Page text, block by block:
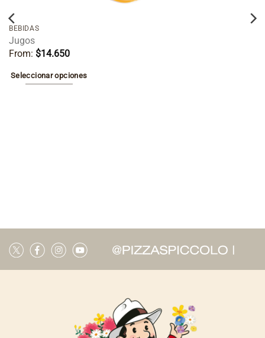
BEBIDAS
Jugos
From: $14.650
Seleccionar opciones
la
página